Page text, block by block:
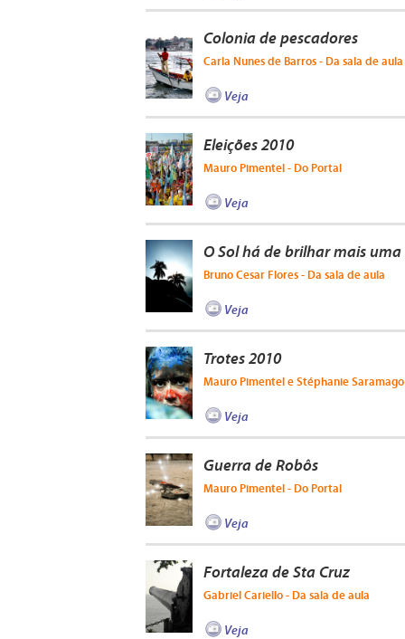
Colonia de pescadores
Carla Nunes de Barros - Da sala de aula
Veja
Eleições 2010
Mauro Pimentel - Do Portal
Veja
O Sol há de brilhar mais uma
Bruno Cesar Flores - Da sala de aula
Veja
Trotes 2010
Mauro Pimentel e Stéphanie
Veja
Guerra de Robôs
Mauro Pimentel - Do Portal
Veja
Fortaleza de Sta Cruz
Gabriel Cariello - Da sala de aula
Veja